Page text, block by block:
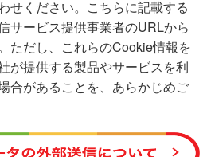
ください。 こちらに記載する
サービス提供事業者のURLから
ただし、これらのCookie情報を
が提供する製品やサービスを利
合があることを、あらかじめご